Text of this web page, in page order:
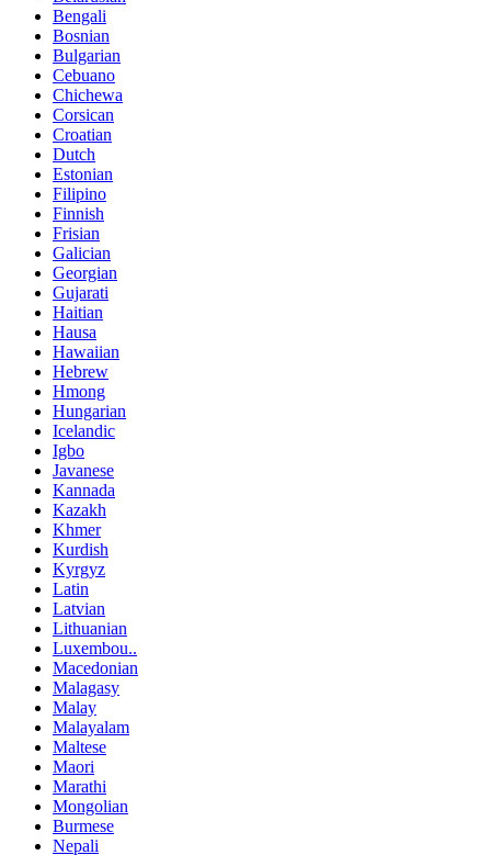
Bengali
Bosnian
Bulgarian
Cebuano
Chichewa
Corsican
Croatian
Dutch
Estonian
Filipino
Finnish
Frisian
Galician
Georgian
Gujarati
Haitian
Hausa
Hawaiian
Hebrew
Hmong
Hungarian
Icelandic
Igbo
Javanese
Kannada
Kazakh
Khmer
Kurdish
Kyrgyz
Latin
Latvian
Lithuanian
Luxembou..
Macedonian
Malagasy
Malay
Malayalam
Maltese
Maori
Marathi
Mongolian
Burmese
Nepali